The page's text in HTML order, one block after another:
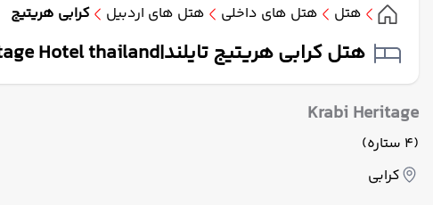
هتل هتل های داخلی هتل های اردبیل کرابی هریتیج
هتل کرابی هریتیج تایلند|Krabi Heritage Hotel thailand
Krabi Heritage
(4 ستاره)
کرابی